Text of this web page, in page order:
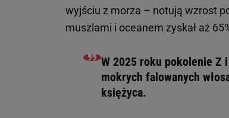
wyjściu z morza – notują wzrost
muszlami i oceanem zyskał aż
W 2025 roku pokolenie Z
mokrych falowanych
księżyca.